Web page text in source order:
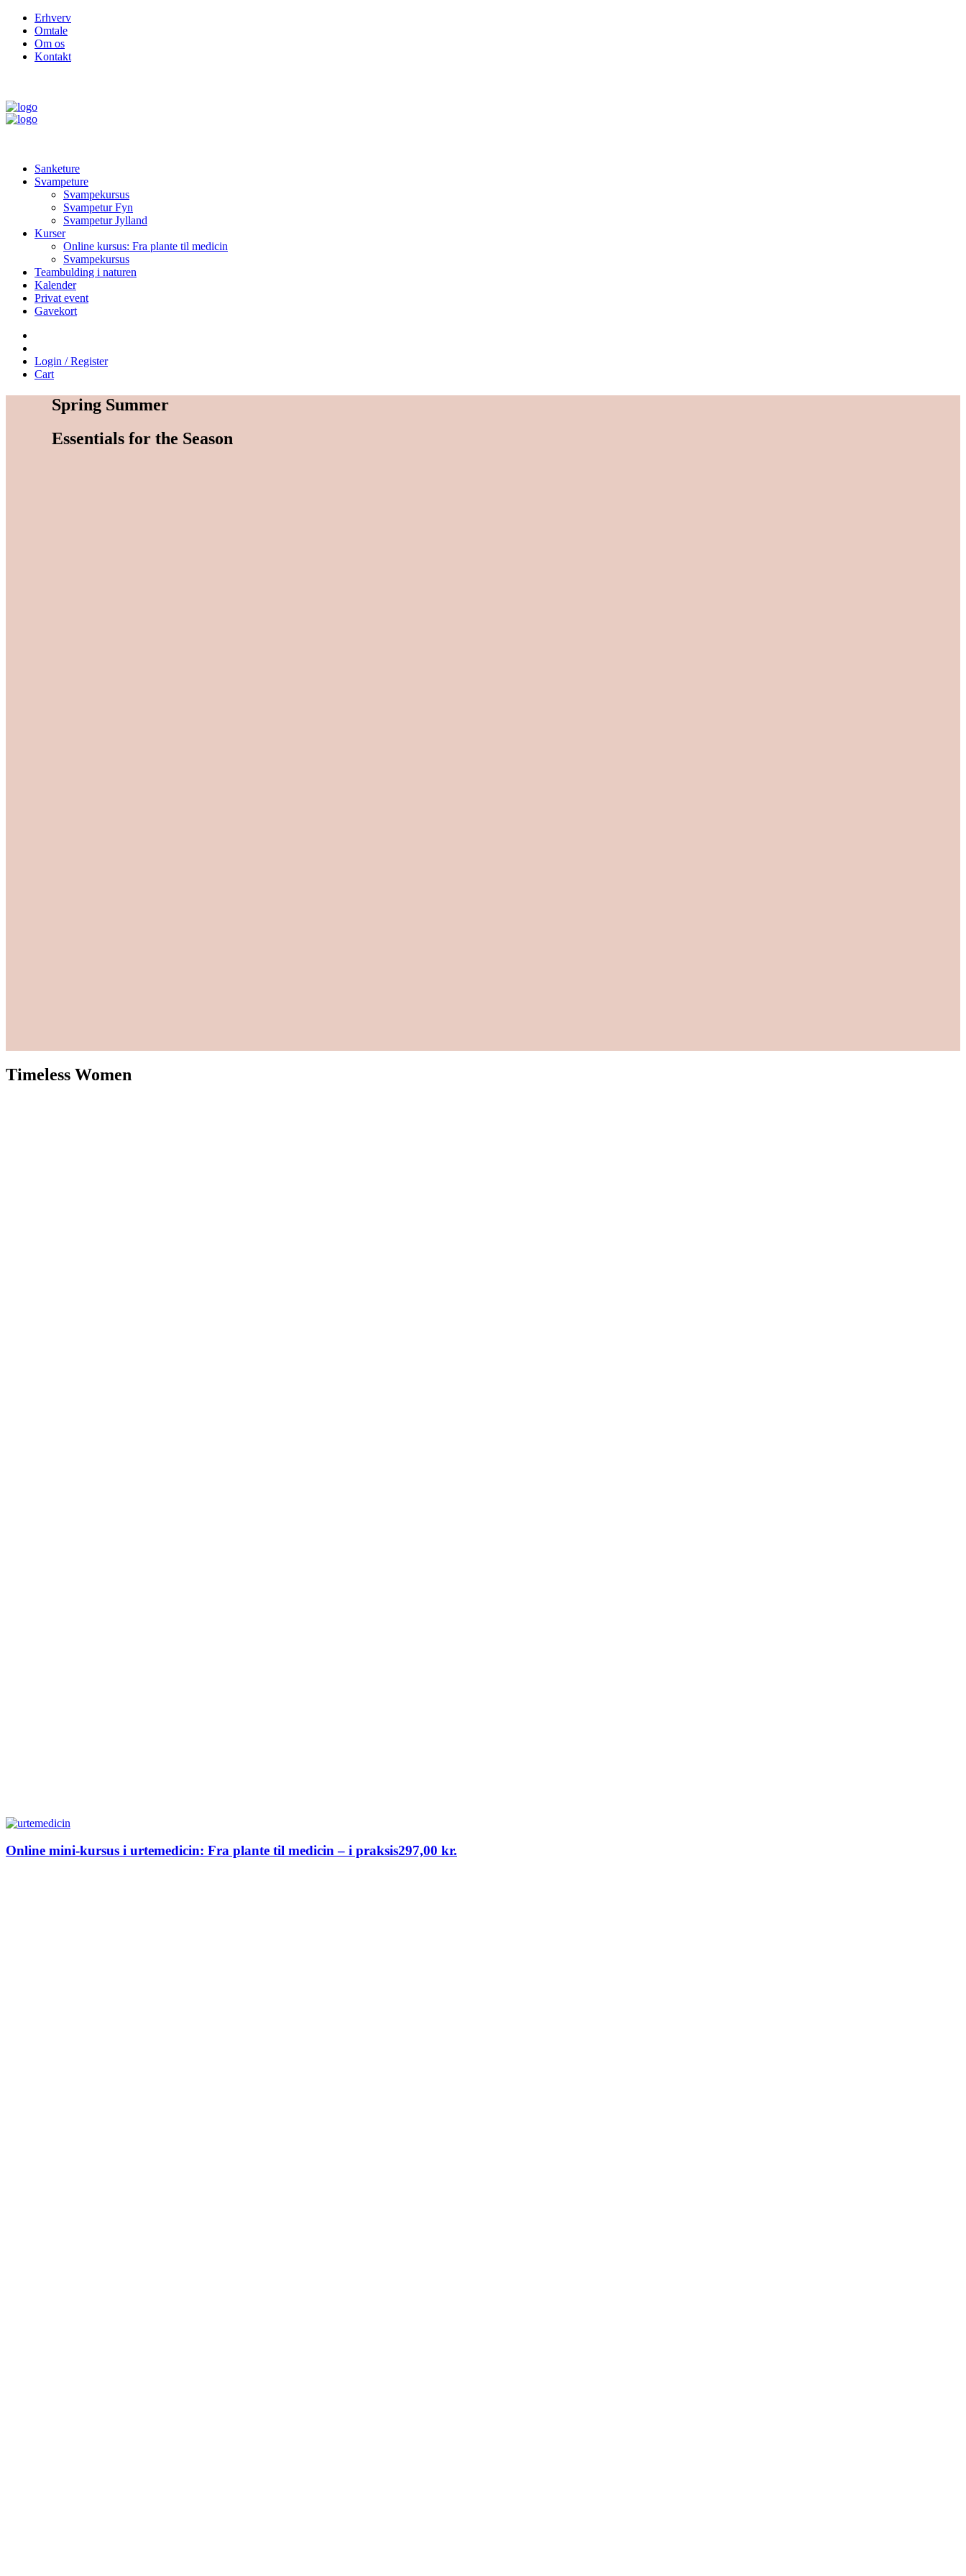
Erhverv
Omtale
Om os
Kontakt
Sanketure
Svampeture
Svampekursus
Svampetur Fyn
Svampetur Jylland
Kurser
Online kursus: Fra plante til medicin
Svampekursus
Teambulding i naturen
Kalender
Privat event
Gavekort
Login / Register
Cart
Spring Summer
Essentials for the Season
Timeless Women
Online mini-kursus i urtemedicin: Fra plante til medicin – i praksis297,00 kr.